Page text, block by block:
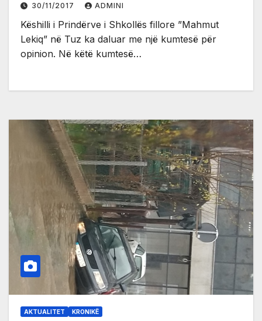
30/11/2017 ADMINI
Këshilli i Prindërve i Shkollës fillore ”Mahmut
Lekiq” në Tuz ka daluar me një kumtesë për
opinion. Në këtë kumtesë…
AKTUALITET KRONIKË